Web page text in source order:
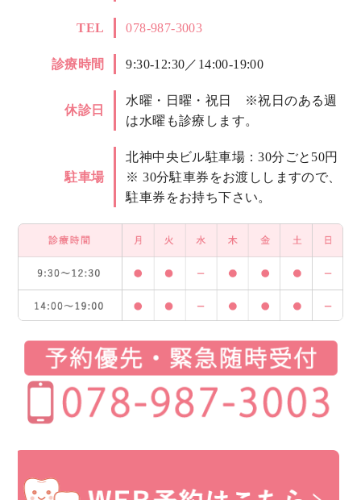
TEL 078-987-3003
診療時間 9:30-12:30／14:00-19:00
休診日
水曜・日曜・祝日 ※祝日のある週
は水曜も診療します。
駐車場
北神中央ビル駐車場：30分ごと50円
※ 30分駐車券をお渡ししますので、
駐車券をお持ち下さい。